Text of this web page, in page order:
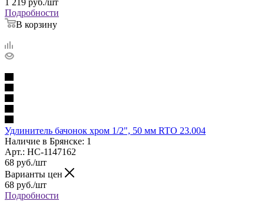
Подробности
В корзину
Удлинитель бачонок хром 1/2", 50 мм RTO 23.004
Наличие в Брянске: 1
Арт.: НС-1147162
68 руб./шт
Варианты цен
68 руб./шт
Подробности